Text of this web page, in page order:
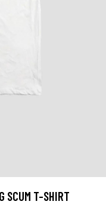
SCUM T-SHIRT